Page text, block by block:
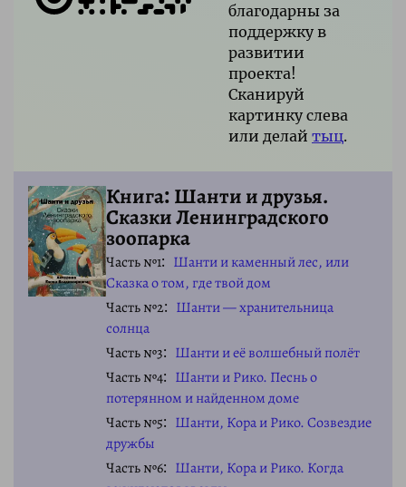
благодарны за
поддержку в
развитии
проекта!
Сканируй
картинку слева
или делай тыц.
Книга: Шанти и друзья.
Сказки Ленинградского
зоопарка
Часть №1
Шанти и каменный лес, или
Сказка о том, где твой дом
Часть №2
Шанти — хранительница
солнца
Часть №3
Шанти и её волшебный полёт
Часть №4
Шанти и Рико. Песнь о
потерянном и найденном доме
Часть №5
Шанти, Кора и Рико. Созвездие
дружбы
Часть №6
Шанти, Кора и Рико. Когда